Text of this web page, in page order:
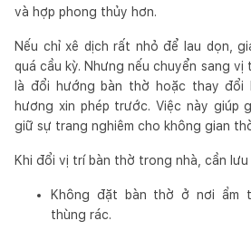
và hợp phong thủy hơn.
Nếu chỉ xê dịch rất nhỏ để lau dọn,
quá cầu kỳ. Nhưng nếu chuyển sang
là đổi hướng bàn thờ hoặc thay đổi
hương xin phép trước. Việc này giúp
giữ sự trang nghiêm cho không gian
Khi đổi vị trí bàn thờ trong nhà, cần lưu
Không đặt bàn thờ ở nơi ẩm
thùng rác.